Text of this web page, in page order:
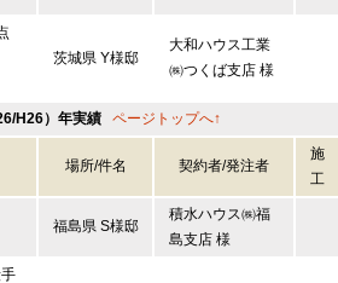
茨城県 Y様邸
大和ハウス工業
㈱つくば支店 様
H26）年実績 ページトップへ↑
場所/件名 契約者/発注者
施
工
福島県 S様邸
積水ハウス㈱福
島支店 様